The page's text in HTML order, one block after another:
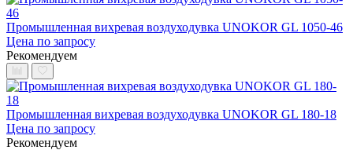
Промышленная вихревая воздуходувка UNOKOR GL 1050-46
Цена по запросу
Рекомендуем
Промышленная вихревая воздуходувка UNOKOR GL 180-18
Цена по запросу
Рекомендуем